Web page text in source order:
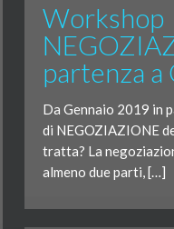
Workshop
partenza a
Da Gennaio 2019 in
di NEGOZIAZIONE
tratta? La
almeno due parti, […]